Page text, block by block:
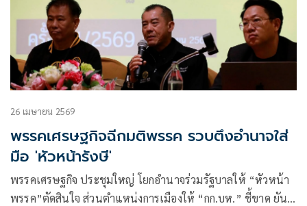
ตำแหน่ง
26 เมษายน 2569
พรรคเศรษฐกิจฉีกมติพรรค รวบตึงอำนาจใส่
มือ 'หัวหน้ารังษี'
พรรคเศรษฐกิจ ประชุมใหญ่ โยกอำนาจร่วมรัฐบาลให้ “หัวหน้า
พรรค”ตัดสินใจ ส่วนตำแหน่งการเมืองให้ “กก.บห.” ชี้ขาด ยัน